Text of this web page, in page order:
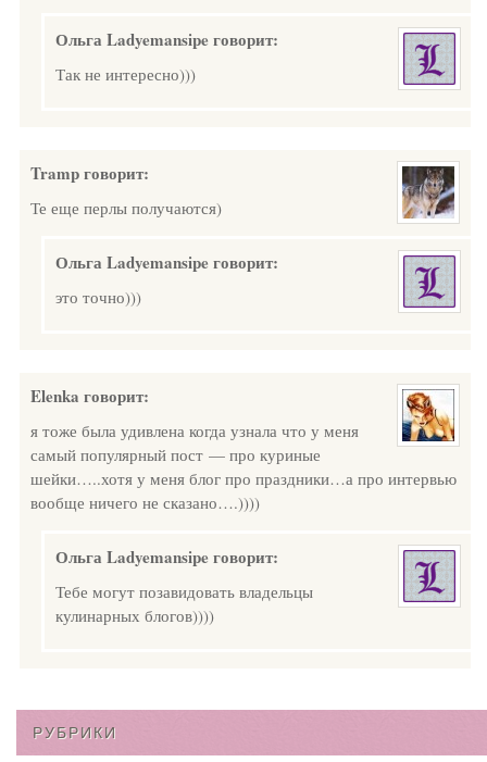
Ольга Ladyemansipe говорит:
Так не интересно)))
Trampговорит:
Те еще перлы получаются)
Ольга Ladyemansipe говорит:
это точно)))
Elenka говорит:
я тоже была удивлена когда узнала что у меня
самый популярный пост — про куриные
шейки…..хотя у меня блог про праздники…а про интервью
вообще ничего не сказано….))))
Ольга Ladyemansipe говорит:
Тебе могут позавидовать владельцы
кулинарных блогов))))
РУБРИКИ